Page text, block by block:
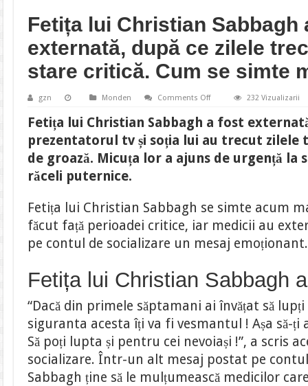
Fetița lui Christian Sabbagh
externată, după ce zilele
stare critică. Cum se simte
gzn Monden Comments Offon
Christian
a
fost
externată,
s-
a
aflat
în
stare
critică.
simte
micuța
232 Vizualizarii
Fetița lui Christian Sabbagh a fost
prezentatorul tv și soția lui au trecut
de groază. Micuța lor a ajuns de urgență la
răceli puternice.
Fetița lui Christian Sabbagh se simte acum
făcut față perioadei critice, iar medicii au
pe contul de socializare un mesaj emoționant.
Fetița lui Christian Sabbagh
“Dacă din primele săptamani ai învățat să lupți
siguranta acesta îți va fi vesmantul ! Așa să-ți
Să poți lupta și pentru cei nevoiași !”, a scris
socializare. Într-un alt mesaj postat pe
Sabbagh ține să le mulțumească medicilor